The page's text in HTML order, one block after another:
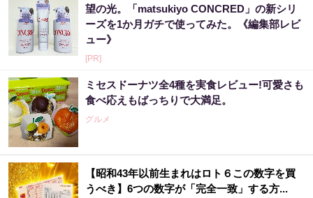
望の光。「matsukiyo CONCRED」の新シリ
ーズを1か月ガチで使ってみた。《編集部レビ
ュー》
[PR]
ミセスドーナツ全4種を実食レビュー!可愛さも
食べ応えもばっちりで大満足。
グルメ
【昭和43年以前生まれはロト６この数字を買
うべき】6つの数字が「完全一致」する方...